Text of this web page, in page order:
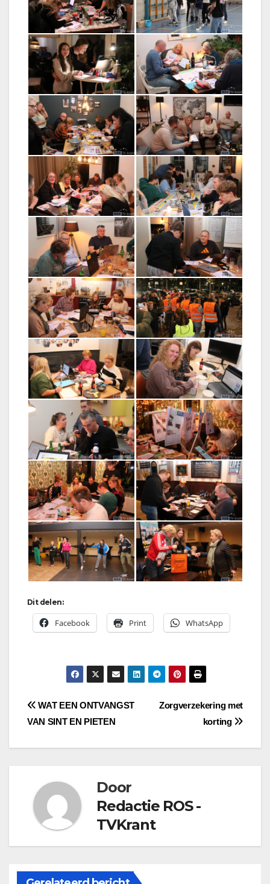
Dit delen:
Facebook Print WhatsApp
Bericht
Zorgverzekering met
korting
WAT EEN ONTVANGST
VAN SINT EN PIETEN
Door
Redactie ROS -
TVKrant